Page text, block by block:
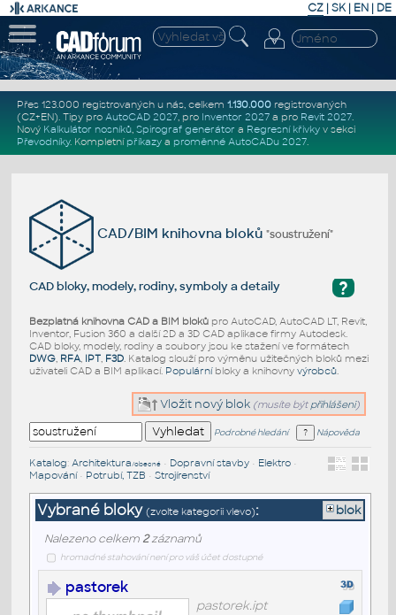
CZ | SK| EN | DE
Přes 123.000 registrovaných u nás, celkem 1.130.000registrovaných
(CZ+EN). Tipy pro AutoCAD 2027, pro Inventor 2027a pro Revit 2027.
Nový Kalkulátor nosníků, Spirograf generátor a Regresní křivkyv sekci
Převodníky. Kompletní příkazya proměnné AutoCADu 2027.
CAD/BIM knihovna bloků"soustružení"
?
CAD bloky, modely, rodiny, symboly a detaily
Bezplatná knihovna CAD a BIM blokůpro AutoCAD, AutoCAD LT, Revit,
Inventor, Fusion 360 a další 2D a 3D CAD aplikace firmy Autodesk.
CAD bloky, modely, rodiny a soubory jsou ke stažení ve formátech
DWG, RFA, IPT, F3D. Katalog slouží pro výměnu užitečných bloků mezi
uživateli CAD a BIM aplikací. Populárníbloky a knihovny výrobců.
Vložit nový blok (musíte být přihlášeni)
Podrobné hledání Nápověda
Katalog: Architektura/obecné• Dopravní stavby• Elektro•
Mapování• Potrubí, TZB • Strojírenství
Vybrané bloky (zvolte kategorii vlevo): blok
Nalezeno celkem 2záznamů
hromadné stahování není pro váš účet dostupné
pastorek
pastorek.ipt